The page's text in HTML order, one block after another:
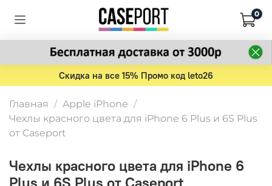
0
Скидка на все 15% Промо код leto26
Главная
Apple iPhone
Чехлы красного цвета для iPhone 6 Plus и 6S Plus
от Caseport
Чехлы красного цвета для iPhone 6
Plus и 6S Plus от Caseport